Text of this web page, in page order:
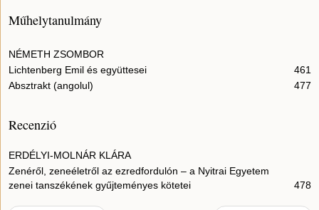
Műhelytanulmány
NÉMETH ZSOMBOR
Lichtenberg Emil és együttesei
461
Absztrakt (angolul)
477
Recenzió
ERDÉLYI-MOLNÁR KLÁRA
Zenéről, zeneéletről az ezredfordulón – a Nyitrai Egyetem
zenei tanszékének gyűjteményes kötetei
478